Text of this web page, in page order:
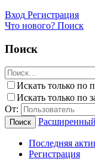
Вход Регистрация
Что нового? Поиск
Поиск
Искать только по
Искать только по
От:
Поиск
Последняя
Регистрация